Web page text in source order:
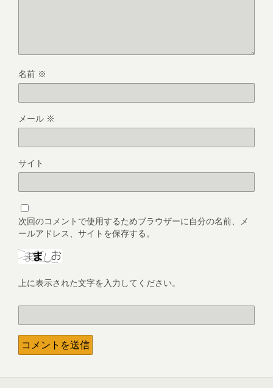
名前 ※
メール ※
サイト
次回のコメントで使用するためブラウザーに自分の名前、メ
ールアドレス、サイトを保存する。
上に表示された文字を入力してください。